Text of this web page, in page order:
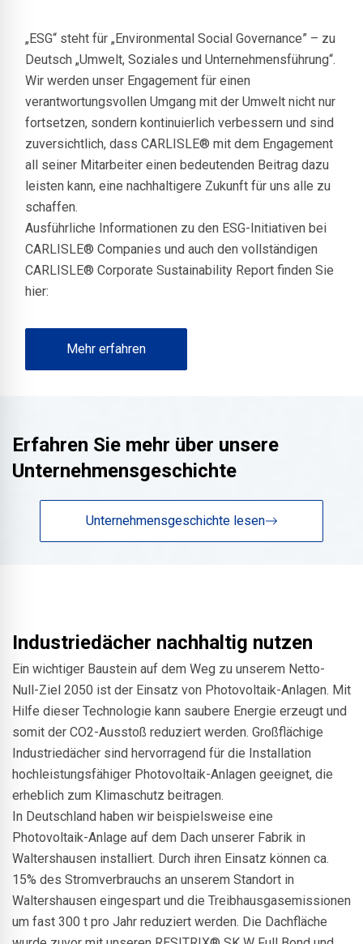
„ESG“ steht für „Environmental Social Governance” – zu
Deutsch „Umwelt, Soziales und Unternehmensführung“.
Wir werden unser Engagement für einen
verantwortungsvollen Umgang mit der Umwelt nicht nur
fortsetzen, sondern kontinuierlich verbessern und sind
zuversichtlich, dass CARLISLE® mit dem Engagement
all seiner Mitarbeiter einen bedeutenden Beitrag dazu
leisten kann, eine nachhaltigere Zukunft für uns alle zu
schaffen.
Ausführliche Informationen zu den ESG-Initiativen bei
CARLISLE® Companies und auch den vollständigen
CARLISLE® Corporate Sustainability Report finden Sie
hier:
Mehr erfahren
Erfahren Sie mehr über unsere
Unternehmensgeschichte
Unternehmensgeschichte lesen
Industriedächer nachhaltig nutzen
Ein wichtiger Baustein auf dem Weg zu unserem Netto-
Null-Ziel 2050 ist der Einsatz von Photovoltaik-Anlagen. Mit
Hilfe dieser Technologie kann saubere Energie erzeugt und
somit der CO2-Ausstoß reduziert werden. Großflächige
Industriedächer sind hervorragend für die Installation
hochleistungsfähiger Photovoltaik-Anlagen geeignet, die
erheblich zum Klimaschutz beitragen.
In Deutschland haben wir beispielsweise eine
Photovoltaik-Anlage auf dem Dach unserer Fabrik in
Waltershausen installiert. Durch ihren Einsatz können ca.
15% des Stromverbrauchs an unserem Standort in
Waltershausen eingespart und die Treibhausgasemissionen
um fast 300 t pro Jahr reduziert werden. Die Dachfläche